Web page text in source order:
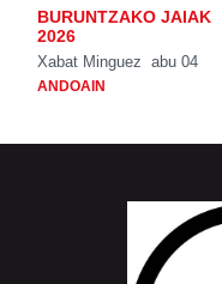
BURUNTZAKO JAIAK
2026
Xabat Minguez abu 04
ANDOAIN